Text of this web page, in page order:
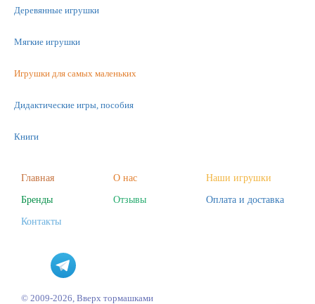
Деревянные игрушки
Мягкие игрушки
Игрушки для самых маленьких
Дидактические игры, пособия
Книги
Фигурки
Наборы для творчества
Пазлы
Главная О нас
Наши игрушки
Бренды
Отзывы
Оплата и доставка
Контакты
© 2009-2026, Вверх тормашками